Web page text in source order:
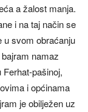
a žalost manja.
i na taj način se
u svom obraćanju
namaz
pašinoj,
i općinama
je obilježen uz